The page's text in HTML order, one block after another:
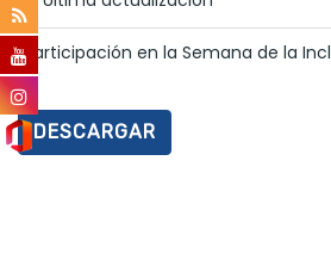
"Participación en la Semana de la
DESCARGAR